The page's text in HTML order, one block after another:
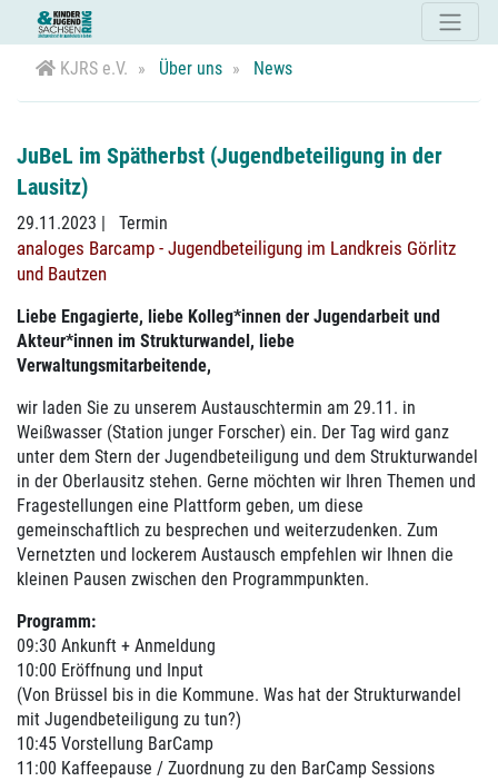
KJRS e.V. Über uns News
JuBeL im Spätherbst (Jugendbeteiligung in der
Lausitz)
29.11.2023 Termin
analoges Barcamp - Jugendbeteiligung im Landkreis Görlitz
und Bautzen
Liebe Engagierte, liebe Kolleg*innen der Jugendarbeit und
Akteur*innen im Strukturwandel, liebe
Verwaltungsmitarbeitende,
wir laden Sie zu unserem Austauschtermin am 29.11. in
Weißwasser (Station junger Forscher) ein. Der Tag wird ganz
unter dem Stern der Jugendbeteiligung und dem Strukturwandel
in der Oberlausitz stehen. Gerne möchten wir Ihren Themen und
Fragestellungen eine Plattform geben, um diese
gemeinschaftlich zu besprechen und weiterzudenken. Zum
Vernetzten und lockerem Austausch empfehlen wir Ihnen die
kleinen Pausen zwischen den Programmpunkten.
Programm:
09:30 Ankunft + Anmeldung
10:00 Eröffnung und Input
(Von Brüssel bis in die Kommune. Was hat der Strukturwandel
mit Jugendbeteiligung zu tun?)
10:45 Vorstellung BarCamp
11:00 Kaffeepause / Zuordnung zu den BarCamp Sessions